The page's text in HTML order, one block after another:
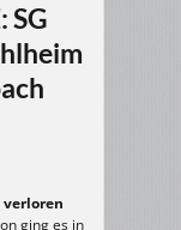
SG
Mühlheim
ging es in